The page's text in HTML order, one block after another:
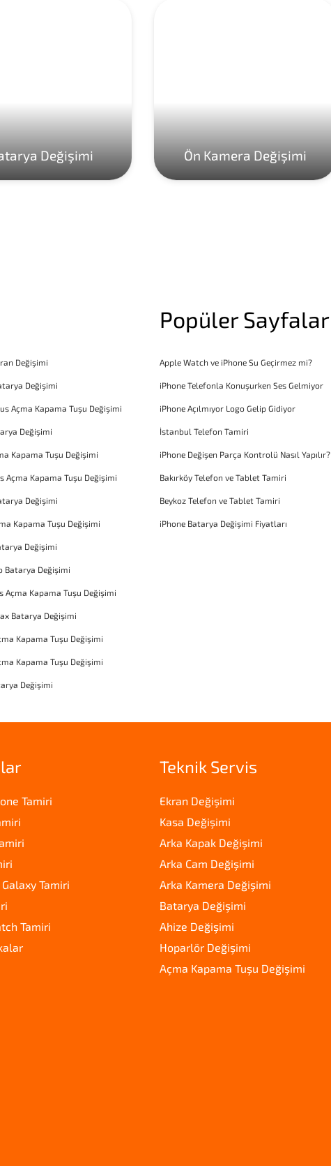
Değişimi Ön Kamera Değişimi
Değişimi
Değişimi
Açma Kapama Tuşu Değişimi
Değişimi
Kapama Tuşu Değişimi
Açma Kapama Tuşu Değişimi
Değişimi
Kapama Tuşu Değişimi
Değişimi
Batarya Değişimi
Açma Kapama Tuşu Değişimi
Batarya Değişimi
Kapama Tuşu Değişimi
Kapama Tuşu Değişimi
Değişimi
Popüler Sayfalar
Apple Watch ve iPhone Su Geçirmez mi?
iPhone Telefonla Konuşurken Ses Gelmiyor
iPhone Açılmıyor Logo Gelip Gidiyor
İstanbul Telefon Tamiri
iPhone Değişen Parça Kontrolü Nasıl Yapılır?
Bakırköy Telefon ve Tablet Tamiri
Beykoz Telefon ve Tablet Tamiri
iPhone Batarya Değişimi Fiyatları
Tamiri
Tamiri
Tamiri
Teknik Servis
Ekran Değişimi
Kasa Değişimi
Arka Kapak Değişimi
Arka Cam Değişimi
Arka Kamera Değişimi
Batarya Değişimi
Ahize Değişimi
Hoparlör Değişimi
Açma Kapama Tuşu Değişimi